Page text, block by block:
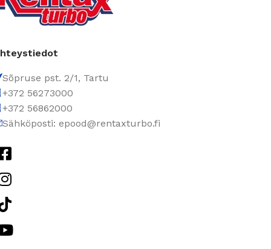
Sõpruse pst. 2/1, Tartu
+372 56273000
+372 56862000
Sähköposti: epood@rentaxturbo.fi